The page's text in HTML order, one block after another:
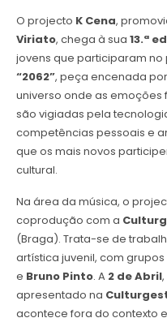
O projecto K Cena,
Viriato, chega à sua 13.ª
jovens que participaram
“2062”, peça encenada por
universo onde as
são vigiadas pela
competências pessoais e
que os mais novos
cultural.
Na área da música, o
coprodução com a
(Braga). Trata-se de
artística juvenil, com
e Bruno Pinto. A 2 de Abril
apresentado na
acontece fora do contexto